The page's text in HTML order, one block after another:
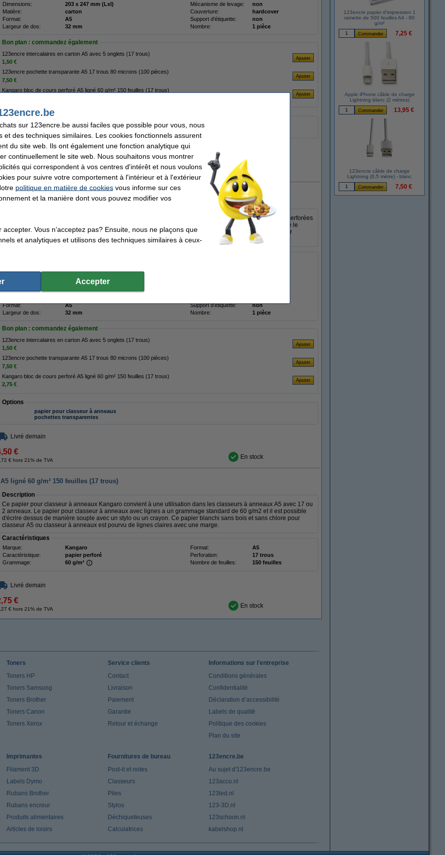
Dimensions:
203 x 247 mm (Lxl) Mécanisme de levage:
non
Matière:
carton Couverture:
hardcover
Format:
A5 Support d'étiquette:
non
Largeur de dos:
32 mm Nombre: 1 pièce
Bon plan : commandez également
123encre intercalaires en carton A5 avec 5 onglets (17 trous)
1,50 €
123encre pochette transparante A5 17 trous 80 microns (100 pièces)
7,50 €
Kangaro bloc de cours perforé A5 ligné 60 g/m² 150 feuilles (17 trous)
Options
papier pour classeur à anneaux
Livré demain
€
€ hors 21% de TVA En stock
O en carton (A5) - rouge
Ce classeur à anneaux rouge A5 avec 17 anneaux est pratique pour du papier classeur A5 et des feuilles perforées
avec 17 trous. Le classeur robuste est fait de carton dur, recouvert de papier laminé. Le classeur assure que le
papier reste droit et propre en route ou dans votre sac. Vous avez également toujours une surface solide sur
laquelle écrire.
Couleur: rouge
Dimensions:
203 x 247 mm (Lxl)
Format:
A5 Support d'étiquette:
non
Largeur de dos:
32 mm Nombre: 1 pièce
Bon plan : commandez également
123encre intercalaires en carton A5 avec 5 onglets (17 trous)
1,50 €
123encre pochette transparante A5 17 trous 80 microns (100 pièces)
7,50 €
Kangaro bloc de cours perforé A5 ligné 60 g/m² 150 feuilles (17 trous)
2,75 €
Options
papier pour classeur à anneaux
pochettes transparentes
Livré demain
€
€ hors 21% de TVA En stock
ligné 60 g/m² 150 feuilles (17 trous)
Description
Ce papier pour classeur à anneaux Kangaro convient à une utilisation dans les classeurs à anneaux A5 avec 17 ou
2 anneaux. Le papier pour classeur à anneaux avec lignes a un grammage standard de 60 g/m2 et il est possible
d'écrire dessus de manière souple avec un stylo ou un crayon. Ce papier blanchi sans bois et sans chlore pour
classeur A5 ou classeur à anneaux est pourvu de lignes claires avec une marge.
Caractéristiques
Marque: Kangaro Format:
A5
Caractéristique:
papier perforé Perforation:
17 trous
Grammage:
60 g/m² Nombre de feuilles: 150 feuilles
Livré demain
€
€ hors 21% de TVA En stock
123encre papier d'impression 1
ramette de 500 feuilles A4 - 80
g/m²
7,25 €
Apple iPhone câble de charge
Lightning blanc (2 mètres)
13,95 €
123encre câble de charge
Lightning (0,5 mètre) - blanc
7,50 €
Toners
Toners HP
Toners Samsung
Toners Brother
Toners Canon
Toners Xerox
Service clients
Contact
Livraison
Paiement
Garantie
Retour et échange
Informations sur l'entreprise
Conditions générales
Confidentialité
Déclaration d’accessibilité
Labels de qualité
Politique des cookies
Plan du site
Imprimantes
Filament 3D
Labels Dymo
Rubans Brother
Rubans encreur
Produits alimentaires
Articles de loisirs
Fournitures de bureau
Post-it et notes
Classeurs
Piles
Stylos
Déchiqueteuses
Calculatrices
123encre.be
Au sujet d'123encre.be
123accu.nl
123led.nl
123-3D.nl
123schoon.nl
kabelshop.nl
sur 123encre.be aussi faciles que possible pour vous, nous
et des techniques similaires. Les cookies fonctionnels assurent
du site web. Ils ont également une fonction analytique qui
continuellement le site web. Nous souhaitons vous montrer
qui correspondent à vos centres d'intérêt et nous voulons
pour suivre votre comportement à l'intérieur et à l'extérieur
politique en matière de cookiesvous informe sur ces
et la manière dont vous pouvez modifier vos
Vous n’acceptez pas? Ensuite, nous ne plaçons que
et analytiques et utilisons des techniques similaires à ceux-
Accepter